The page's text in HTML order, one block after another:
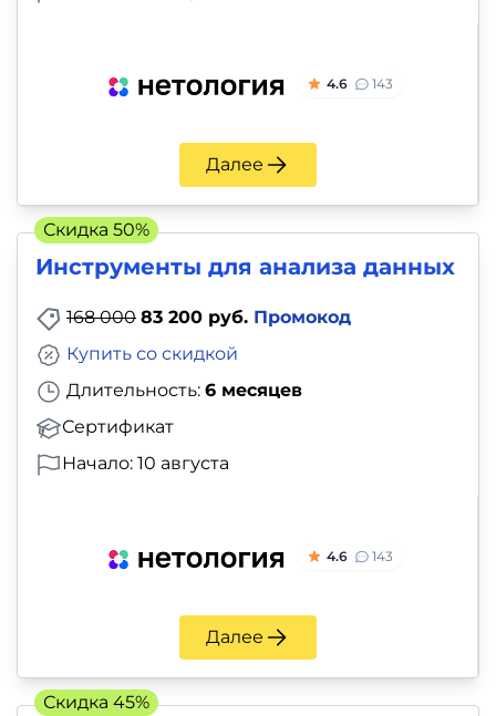
4.6 143
Далее
Инструменты для анализа данных
168 000 83 200 руб. Промокод
Длительность: 6 месяцев
Сертификат
Купить со скидкой
Начало: 10 августа
4.6 143
Далее
Скидка 50%
Скидка 45%